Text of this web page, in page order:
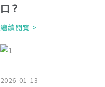
口？
繼續閱覽 >
2026-01-13